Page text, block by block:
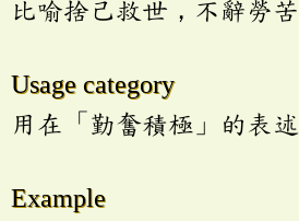
比喻捨己救世，不辭勞苦
Usage category
用在「勤奮積極」的表述
Example